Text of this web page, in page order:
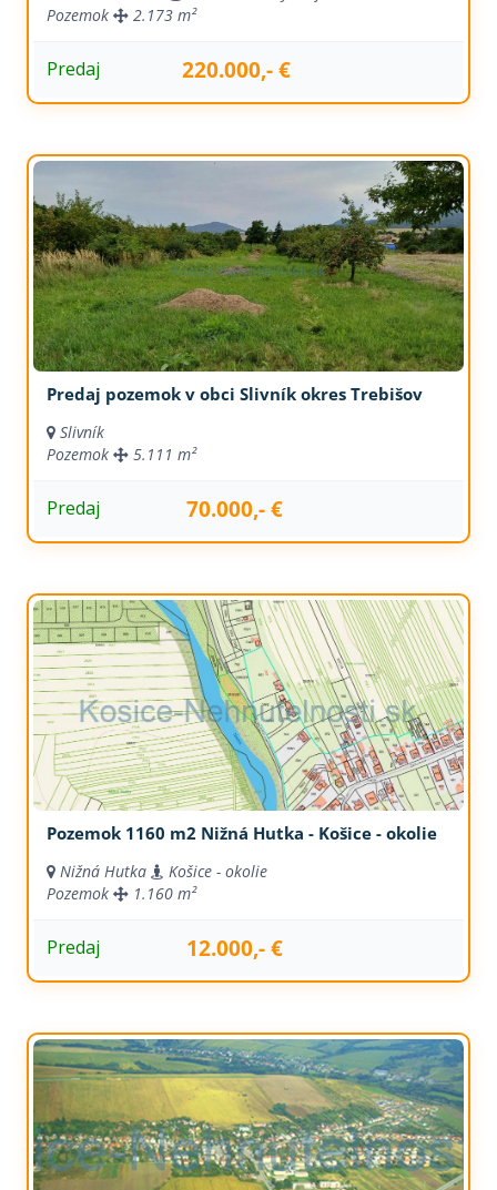
Pozemok
2.173 m²
Predaj 220.000,- €
Predaj pozemok v obci Slivník okres Trebišov
Slivník
Pozemok
5.111 m²
Predaj 70.000,- €
Pozemok 1160 m2 Nižná Hutka - Košice - okolie
Nižná Hutka
Košice - okolie
Pozemok
1.160 m²
Predaj 12.000,- €